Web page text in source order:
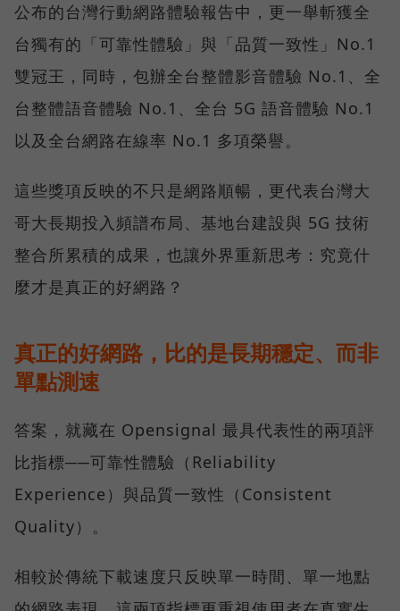
公布的台灣行動網路體驗報告中，更一舉斬獲全
台獨有的「可靠性體驗」與「品質一致性」No.1
雙冠王，同時，包辦全台整體影音體驗 No.1、全
台整體語音體驗 No.1、全台 5G 語音體驗 No.1
以及全台網路在線率 No.1 多項榮譽。
這些獎項反映的不只是網路順暢，更代表台灣大
哥大長期投入頻譜布局、基地台建設與 5G 技術
整合所累積的成果，也讓外界重新思考：究竟什
麼才是真正的好網路？
真正的好網路，比的是長期穩定、而非
單點測速
答案，就藏在 Opensignal 最具代表性的兩項評
比指標──可靠性體驗（Reliability
Experience）與品質一致性（Consistent
Quality）。
相較於傳統下載速度只反映單一時間、單一地點